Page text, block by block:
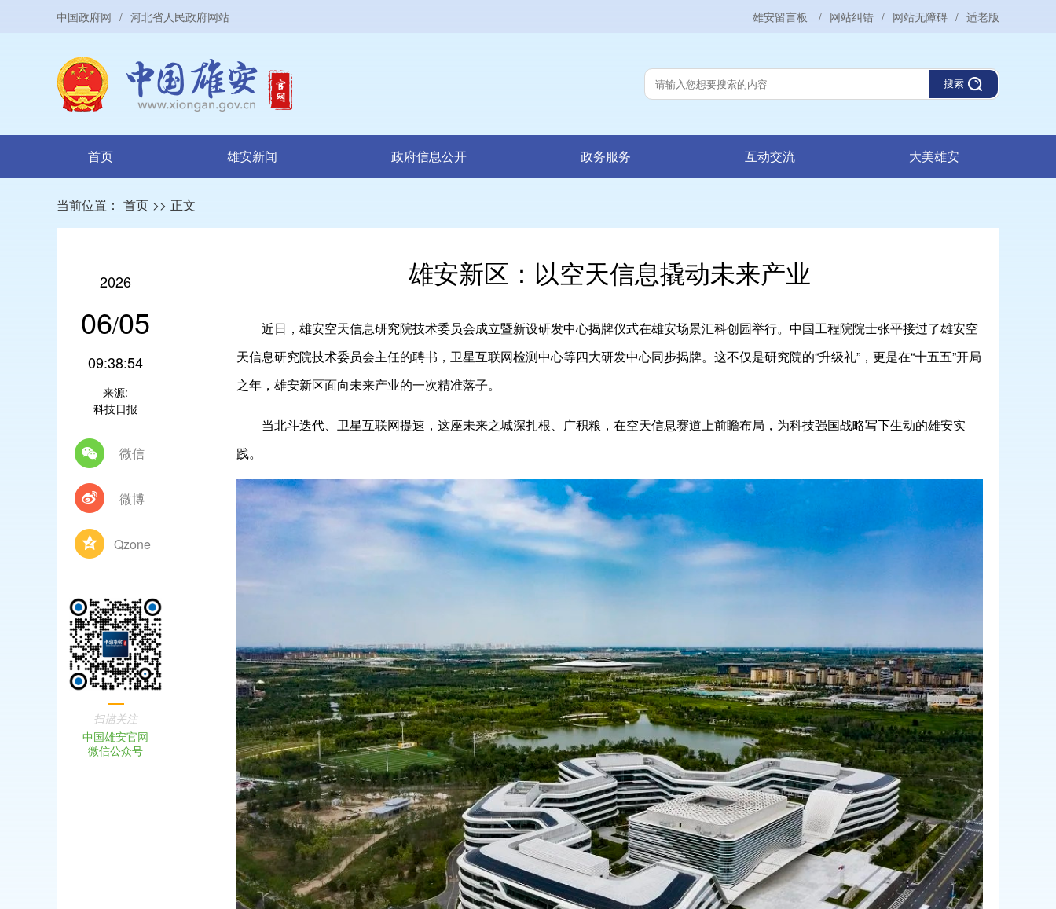
中国政府网 / 河北省人民政府网站 雄安留言板 / 网站纠错 / 网站无障碍 / 适老版
搜索
首页 雄安新闻 政府信息公开 政务服务 互动交流 大美雄安
当前位置： 首页 >> 正文
2026
06/05
09:38:54
来源:
科技日报
微信
微博
Qzone
扫描关注
中国雄安官网
微信公众号
雄安新区：以空天信息撬动未来产业
近日，雄安空天信息研究院技术委员会成立暨新设研发中心揭牌仪式在雄安场景汇科创园举行。中国工程院院士张平接过了雄安空
天信息研究院技术委员会主任的聘书，卫星互联网检测中心等四大研发中心同步揭牌。这不仅是研究院的“升级礼”，更是在“十五五”开局
之年，雄安新区面向未来产业的一次精准落子。
当北斗迭代、卫星互联网提速，这座未来之城深扎根、广积粮，在空天信息赛道上前瞻布局，为科技强国战略写下生动的雄安实
践。